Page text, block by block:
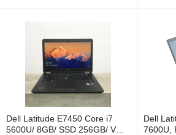
Dell Latitude E7450 Core i7
5600U/ 8GB/ SSD 256GB/ VGA
Dell
7600U,